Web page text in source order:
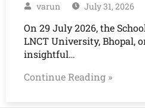
varun July 31, 2026
On 29 July 2026, the
LNCT University, Bhopal,
insightful…
Continue Reading »